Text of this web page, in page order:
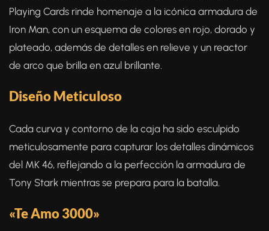
Playing Cards rinde homenaje a la icónica armadura de
Iron Man, con un esquema de colores en rojo, dorado y
plateado, además de detalles en relieve y un reactor
de arco que brilla en azul brillante.
Diseño Meticuloso
Cada curva y contorno de la caja ha sido esculpido
meticulosamente para capturar los detalles dinámicos
del MK 46, reflejando a la perfección la armadura de
Tony Stark mientras se prepara para la batalla.
«Te Amo 3000»